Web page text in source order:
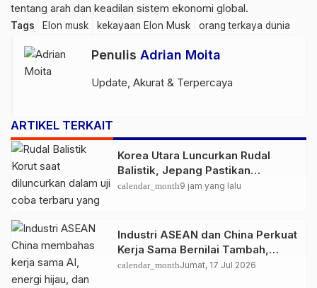
tentang arah dan keadilan sistem ekonomi global.
Tags Elon musk kekayaan Elon Musk orang terkaya dunia
Penulis Adrian Moita
Update, Akurat & Terpercaya
ARTIKEL TERKAIT
Korea Utara Luncurkan Rudal
Balistik, Jepang Pastikan
Wilayahnya Aman
calendar_month9 jam yang lalu
Industri ASEAN dan China Perkuat
Kerja Sama Bernilai Tambah,
Fokus AI hingga Energi Hijau
calendar_monthJumat, 17 Jul 2026